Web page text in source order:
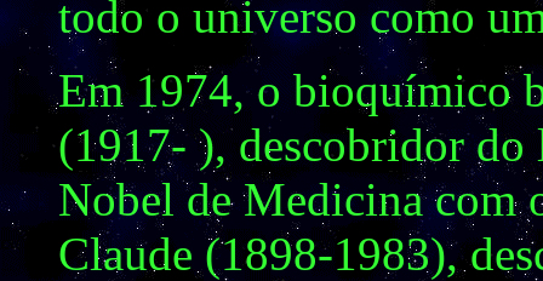
todo o universo como
Em 1974, o bioquímico
(1917- ), descobridor
Nobel de Medicina com
Claude (1898-1983),